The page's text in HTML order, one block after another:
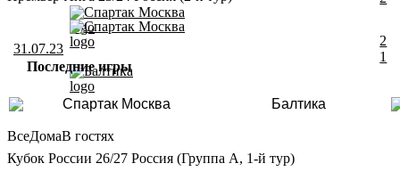
Спартак Москва
31.07.23
Спартак Москва
Балтика
2
1
Последние игры
Спартак Москва Балтика
ВсеДомаВ гостях
Кубок России 26/27 Россия (Группа A, 1-й тур)